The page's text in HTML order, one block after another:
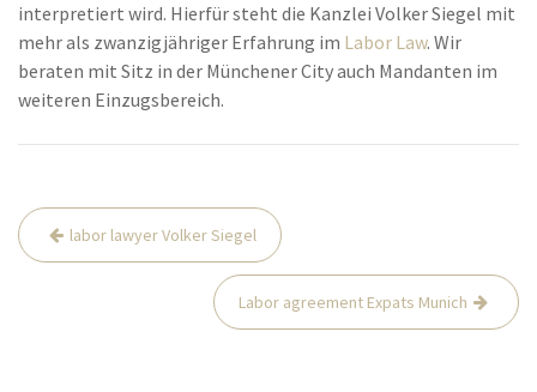
interpretiert wird. Hierfür steht die Kanzlei Volker Siegel mit
mehr als zwanzigjähriger Erfahrung im Labor Law. Wir
beraten mit Sitz in der Münchener City auch Mandanten im
weiteren Einzugsbereich.
Post
navigation
labor lawyer Volker Siegel
Labor agreement Expats Munich